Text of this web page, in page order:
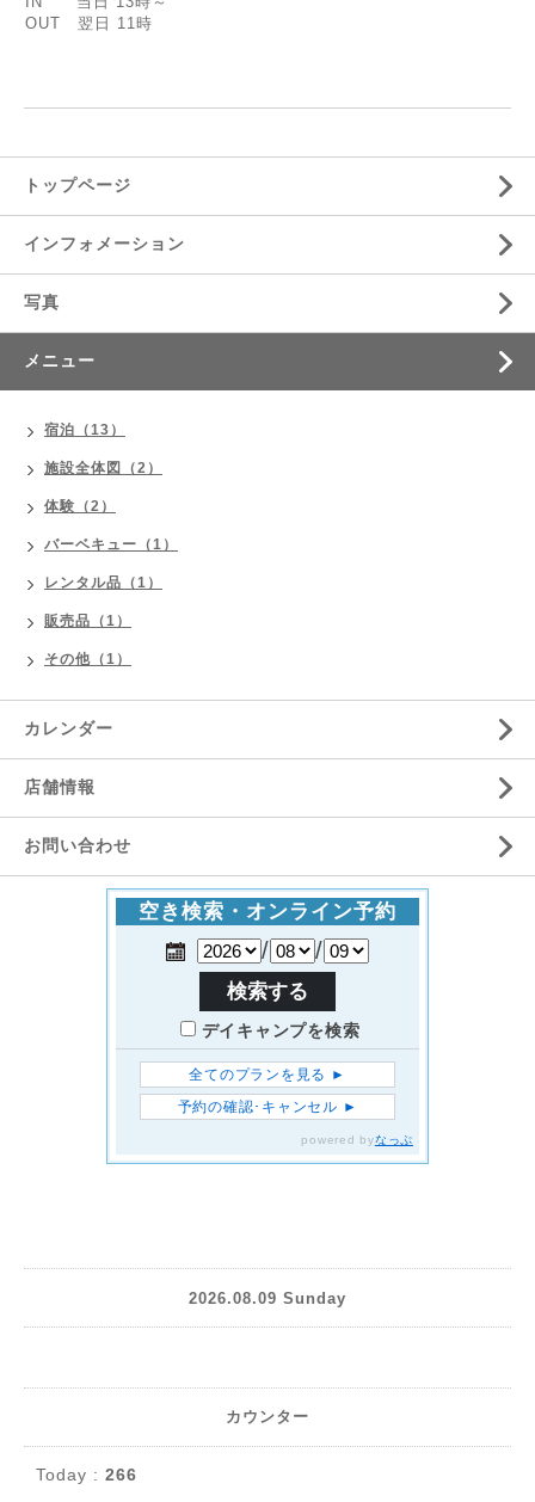
OUT 翌日 11時
トップページ
インフォメーション
写真
メニュー
宿泊（13）
施設全体図（2）
体験（2）
バーベキュー（1）
レンタル品（1）
販売品（1）
その他（1）
カレンダー
店舗情報
お問い合わせ
2026.08.09 Sunday
カウンター
Today : 266